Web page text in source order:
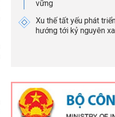
vững
Xu thế tất yếu phát
hướng tới kỷ nguyên